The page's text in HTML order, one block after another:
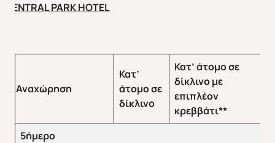
CENTRAL PARK HOTEL
Αναχώρηση
Κατ’
άτομο σε
δίκλινο
Κατ’ άτομο σε
δίκλινο με
επιπλέον
κρεββάτι**
5ήμερο